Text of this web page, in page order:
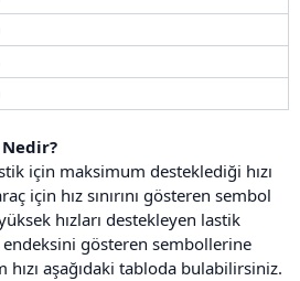
Nedir?
için maksimum desteklediği hızı
için hız sınırını gösteren sembol
hızları destekleyen lastik
endeksini gösteren sembollerine
hızı aşağıdaki tabloda bulabilirsiniz.